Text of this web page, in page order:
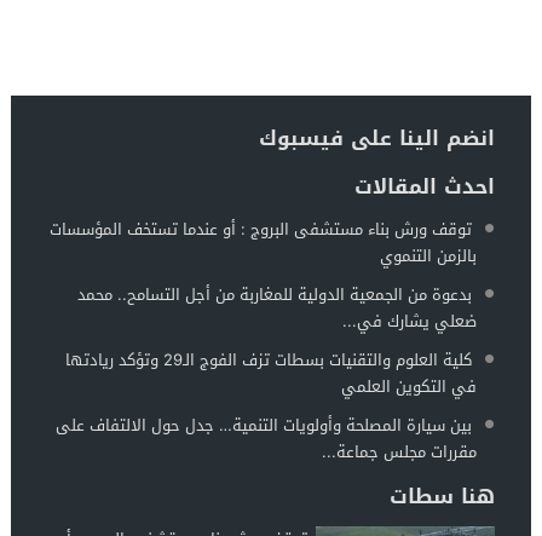
انضم الينا على فيسبوك
احدث المقالات
توقف ورش بناء مستشفى البروج : أو عندما تستخف المؤسسات
بالزمن التنموي
بدعوة من الجمعية الدولية للمغاربة من أجل التسامح.. محمد
ضعلي يشارك في...
كلية العلوم والتقنيات بسطات تزف الفوج الـ29 وتؤكد ريادتها
في التكوين العلمي
بين سيارة المصلحة وأولويات التنمية… جدل حول الالتفاف على
مقررات مجلس جماعة...
هنا سطات